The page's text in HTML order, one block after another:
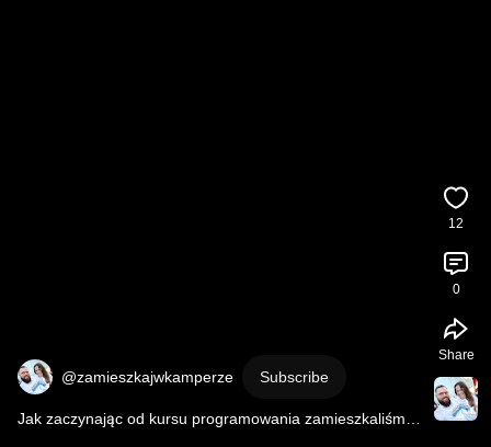
@zamieszkajwkamperze Subscribe
Jak zaczynając od kursu programowania zamieszkaliśmy
12
0
Share